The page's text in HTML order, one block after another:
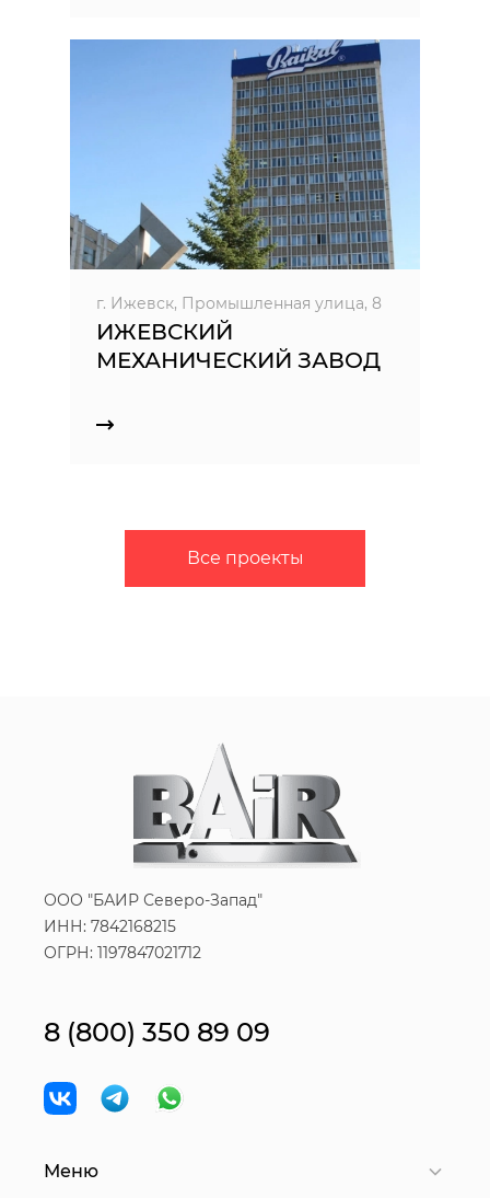
г. Ижевск, Промышленная улица, 8
ИЖЕВСКИЙ
МЕХАНИЧЕСКИЙ ЗАВОД
Все проекты
ООО "БАИР Северо-Запад"
ИНН: 7842168215
ОГРН: 1197847021712
8 (800) 350 89 09
Меню